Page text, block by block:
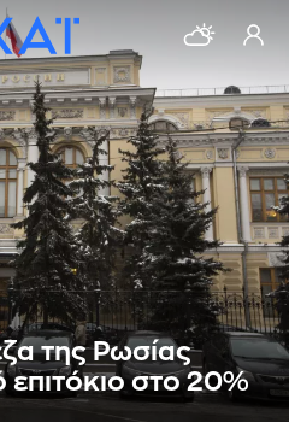
της Ρωσίας
επιτόκιο στο 20%